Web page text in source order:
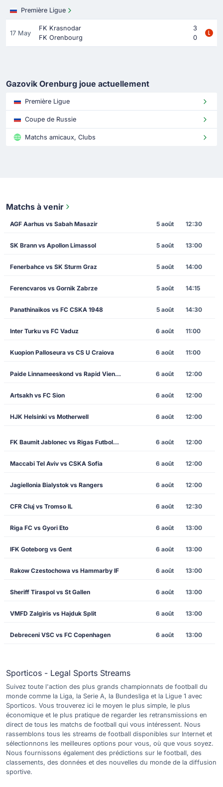
Première Ligue
17 May
FK Krasnodar
3
FK Orenbourg
0
Gazovik Orenburg joue actuellement
Première Ligue
Coupe de Russie
Matchs amicaux, Clubs
Matchs à venir
AGF Aarhus vs Sabah Masazir 5 août 12:30
SK Brann vs Apollon Limassol 5 août 13:00
Fenerbahce vs SK Sturm Graz 5 août 14:00
Ferencvaros vs Gornik Zabrze 5 août 14:15
Panathinaikos vs FC CSKA 1948 5 août 14:30
Inter Turku vs FC Vaduz 6 août 11:00
Kuopion Palloseura vs CS U Craiova 6 août 11:00
Paide Linnameeskond vs Rapid Vienna 6 août 12:00
Artsakh vs FC Sion 6 août 12:00
HJK Helsinki vs Motherwell 6 août 12:00
FK Baumit Jablonec vs Rigas Futbola Skola 6 août 12:00
Maccabi Tel Aviv vs CSKA Sofia 6 août 12:00
Jagiellonia Bialystok vs Rangers 6 août 12:00
CFR Cluj vs Tromso IL 6 août 12:30
Riga FC vs Gyori Eto 6 août 13:00
IFK Goteborg vs Gent 6 août 13:00
Rakow Czestochowa vs Hammarby IF 6 août 13:00
Sheriff Tiraspol vs St Gallen 6 août 13:00
VMFD Zalgiris vs Hajduk Split 6 août 13:00
Debreceni VSC vs FC Copenhagen 6 août 13:00
Sporticos - Legal Sports Streams
Suivez toute l'action des plus grands championnats de football du
monde comme la Liga, la Serie A, la Bundesliga et la Ligue 1 avec
Sporticos. Vous trouverez ici le moyen le plus simple, le plus
économique et le plus pratique de regarder les retransmissions en
direct de tous les matchs de football qui vous intéressent. Nous
rassemblons tous les streams de football disponibles sur Internet et
sélectionnons les meilleures options pour vous, où que vous soyez.
Nous fournissons également des prédictions sur le football, des
classements, des données et des nouvelles du monde de la diffusion
sportive.